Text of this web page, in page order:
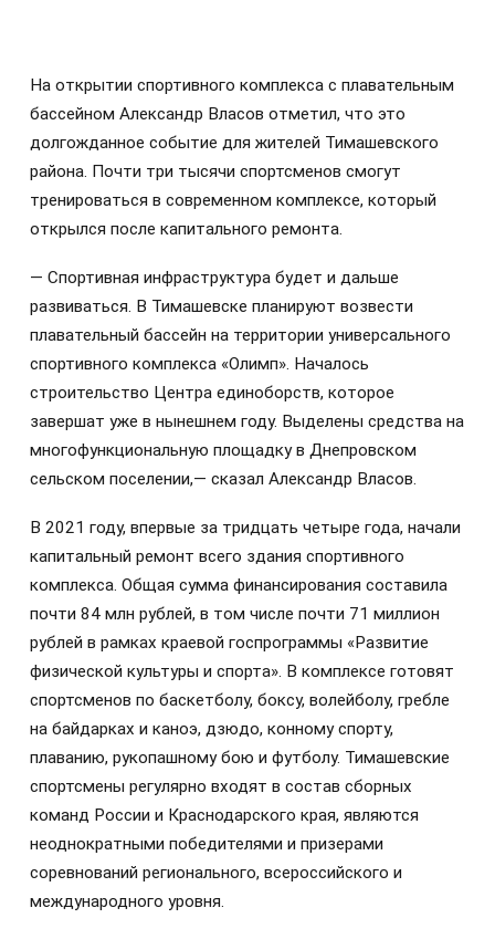
На открытии спортивного комплекса с плавательным
бассейном Александр Власов отметил, что это
долгожданное событие для жителей Тимашевского
района. Почти три тысячи спортсменов смогут
тренироваться в современном комплексе, который
открылся после капитального ремонта.
— Спортивная инфраструктура будет и дальше
развиваться. В Тимашевске планируют возвести
плавательный бассейн на территории универсального
спортивного комплекса «Олимп». Началось
строительство Центра единоборств, которое
завершат уже в нынешнем году. Выделены средства на
многофункциональную площадку в Днепровском
сельском поселении,— сказал Александр Власов.
В 2021 году, впервые за тридцать четыре года, начали
капитальный ремонт всего здания спортивного
комплекса. Общая сумма финансирования составила
почти 84 млн рублей, в том числе почти 71 миллион
рублей в рамках краевой госпрограммы «Развитие
физической культуры и спорта». В комплексе готовят
спортсменов по баскетболу, боксу, волейболу, гребле
на байдарках и каноэ, дзюдо, конному спорту,
плаванию, рукопашному бою и футболу. Тимашевские
спортсмены регулярно входят в состав сборных
команд России и Краснодарского края, являются
неоднократными победителями и призерами
соревнований регионального, всероссийского и
международного уровня.